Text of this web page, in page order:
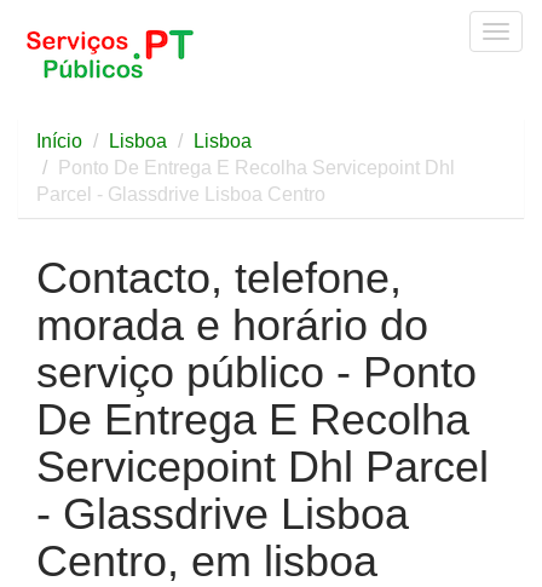
Início Lisboa
Lisboa
Ponto De Entrega E Recolha Servicepoint Dhl
Parcel - Glassdrive Lisboa Centro
Contacto, telefone,
morada e horário do
serviço público - Ponto
De Entrega E Recolha
Servicepoint Dhl Parcel
- Glassdrive Lisboa
Centro, em lisboa